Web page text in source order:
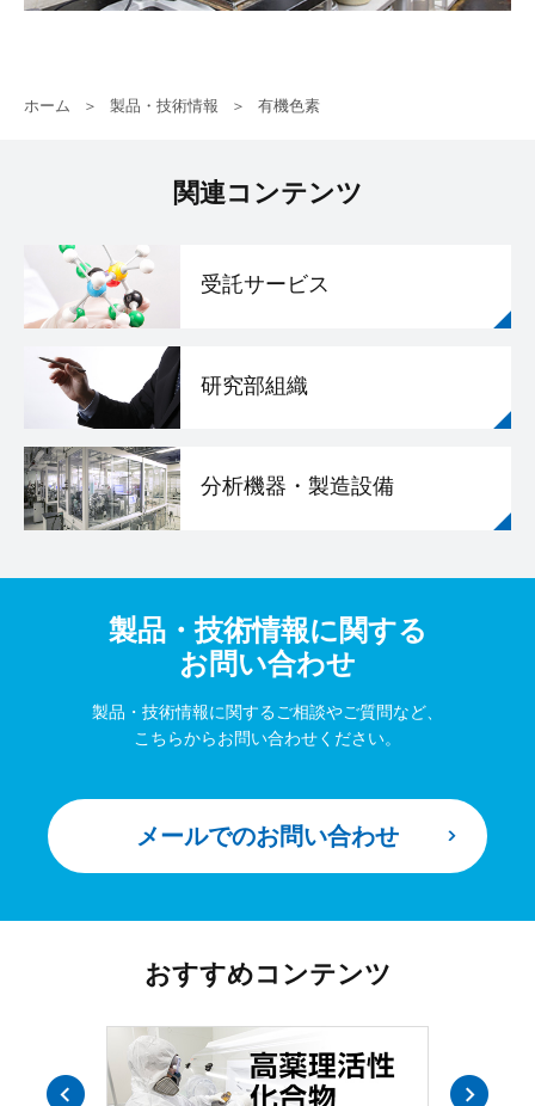
ホーム 製品・技術情報 有機色素
関連コンテンツ
受託サービス
研究部組織
分析機器・製造設備
製品・技術情報に関する
お問い合わせ
製品・技術情報に関するご相談やご質問など、
こちらからお問い合わせください。
メールでのお問い合わせ
おすすめコンテンツ